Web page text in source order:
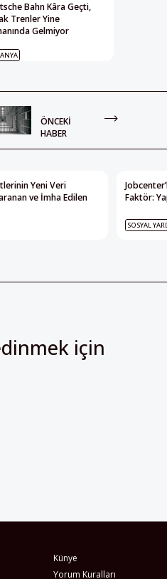
Bahn Kâra Geçti,
Trenler Yine
Gelmiyor
ÖNCEKI
HABER
Yeni Veri
ve İmha Edilen
Faktör:
SOSYAL
için
Künye
Yorum Kuralları